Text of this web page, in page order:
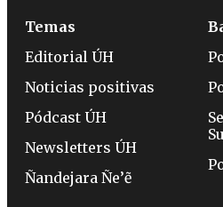
Temas
Editorial ÚH
Noticias positivas
Pódcast ÚH
Newsletters ÚH
Ñandejara Ñe’ẽ